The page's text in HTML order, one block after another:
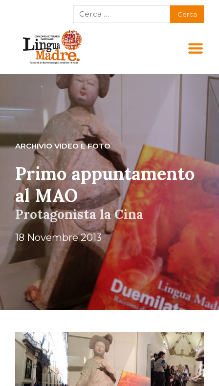
ARCHIVIO VIDEO E FOTO
Primo appuntamento
al MAO
Protagonista la Cina
18 Novembre 2013